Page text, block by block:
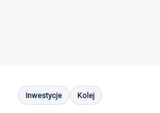
Inwestycje Kolej